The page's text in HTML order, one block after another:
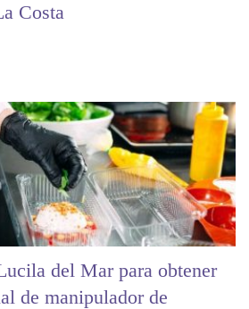
Costa
del Mar para obtener
de manipulador de